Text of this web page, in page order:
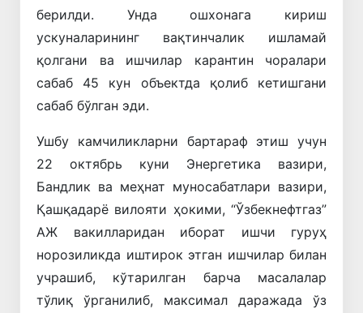
берилди. Унда ошхонага кириш
ускуналарининг вақтинчалик ишламай
қолгани ва ишчилар карантин чоралари
сабаб 45 кун объектда қолиб кетишгани
сабаб бўлган эди.
Ушбу камчиликларни бартараф этиш учун
22 октябрь куни Энергетика вазири,
Бандлик ва меҳнат муносабатлари вазири,
Қашқадарё вилояти ҳокими, “Ўзбекнефтгаз”
АЖ вакилларидан иборат ишчи гуруҳ
норозиликда иштирок этган ишчилар билан
учрашиб, кўтарилган барча масалалар
тўлиқ ўрганилиб, максимал даражада ўз